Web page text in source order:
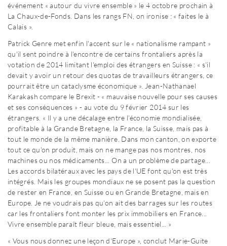
événement « autour du vivre ensemble » le 4 octobre prochain à
La Chaux-de-Fonds. Dans les rangs FN, on ironise : « faites le à
Calais ».
Patrick Genre met enfin l'accent sur le « nationalisme rampant »
qu'il sent poindre à l'encontre de certains frontaliers après la
votation de 2014 limitant l'emploi des étrangers en Suisse : « s'il
devait y avoir un retour des quotas de travailleurs étrangers, ce
pourrait être un cataclysme économique ». Jean-Nathanael
Karakash compare le Brexit - « mauvaise nouvelle pour ses causes
et ses conséquences » - au vote du 9 février 2014 sur les
étrangers. « Il y a une décalage entre l'économie mondialisée,
profitable à la Grande Bretagne, la France, la Suisse, mais pas à
tout le monde de la même manière. Dans mon canton, on exporte
tout ce qu'on produit, mais on ne mange pas nos montres, nos
machines ou nos médicaments... On a un problème de partage...
Les accords bilatéraux avec les pays de l'UE font qu'on est très
intégrés. Mais les groupes mondiaux ne se posent pas la question
de rester en France, en Suisse ou en Grande Bretagne, mais en
Europe. Je ne voudrais pas qu'on ait des barrages sur les routes
car les frontaliers font monter les prix immobiliers en France...
Vivre ensemble paraît fleur bleue, mais essentiel... »
« Vous nous donnez une leçon d'Europe », conclut Marie-Guite